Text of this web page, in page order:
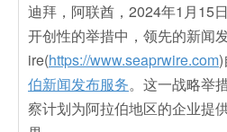
迪拜，阿联酋，2024年1月15
开创性的举措中，领先的新闻
ire(https://www.seaprwire.com
伯新闻发布服务。这一战略举
察计划为阿拉伯地区的企业提